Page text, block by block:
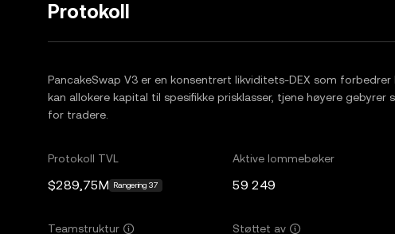
Protokoll
PancakeSwap V3 er en konsentrert likviditets-DEX som
kan allokere kapital til spesifikke prisklasser, tjene høyere
for tradere.
Protokoll TVL
$289,75M Rangering 37
Aktive lommebøker
59 249
Teamstruktur Støttet av